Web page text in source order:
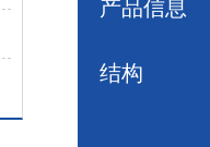
产品信息
结构